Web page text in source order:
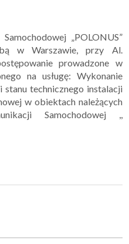
„POLONUS”
w Warszawie, przy Al.
prowadzone w
na usługę: Wykonanie
technicznego instalacji
w obiektach należących
Samochodowej ,,